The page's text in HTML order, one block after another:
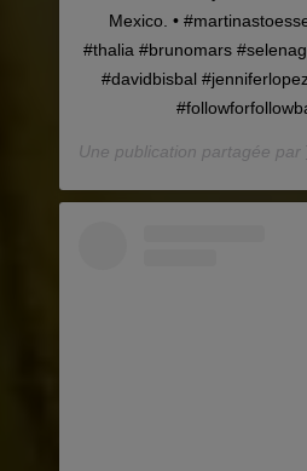
Mexico. •
#thalia #brunomars
#davidbisbal
Une publication partagée par